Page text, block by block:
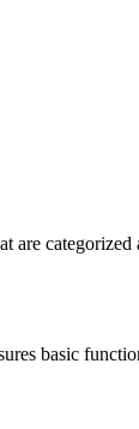
categorized
basic